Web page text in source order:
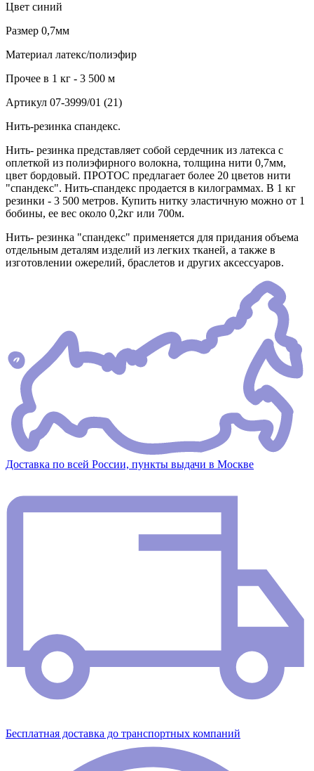
Цвет синий
Размер 0,7мм
Материал латекс/полиэфир
Прочее в 1 кг - 3 500 м
Артикул 07-3999/01 (21)
Нить-резинка спандекс.
Нить- резинка представляет собой сердечник из латекса с
оплеткой из полиэфирного волокна, толщина нити 0,7мм,
цвет бордовый. ПРОТОС предлагает более 20 цветов нити
"спандекс". Нить-спандекс продается в килограммах. В 1 кг
резинки - 3 500 метров. Купить нитку эластичную можно от 1
бобины, ее вес около 0,2кг или 700м.
Нить- резинка "спандекс" применяется для придания объема
отдельным деталям изделий из легких тканей, а также в
изготовлении ожерелий, браслетов и других аксессуаров.
Доставка по всей России, пункты выдачи в Москве
Бесплатная доставка до транспортных компаний